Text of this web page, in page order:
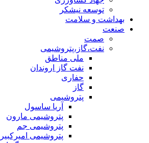
توسعه نیشکر
بهداشت و سلامت
صنعت
صمت
نفت،گاز،پتروشیمی
ملی مناطق
نفت گاز اروندان
حفاری
گاز
پتروشیمی
آریا ساسول
پتروشیمی مارون
پتروشیمی جم
پتروشیمی امیرکبیر